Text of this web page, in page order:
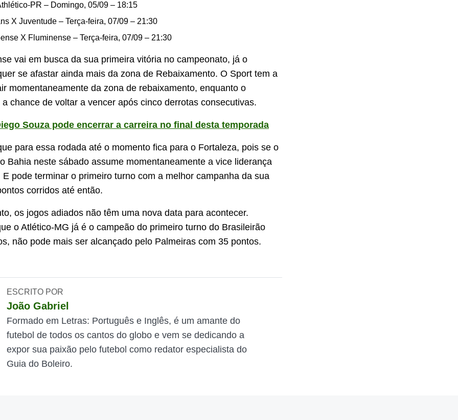
PR – Domingo, 05/09 – 18:15
X Juventude – Terça-feira, 07/09 – 21:30
X Fluminense – Terça-feira, 07/09 – 21:30
vai em busca da sua primeira vitória no campeonato, já o
se afastar ainda mais da zona de Rebaixamento. O Sport tem a
momentaneamente da zona de rebaixamento, enquanto o
chance de voltar a vencer após cinco derrotas consecutivas.
Souza pode encerrar a carreira no final desta temporada
para essa rodada até o momento fica para o Fortaleza, pois se o
Bahia neste sábado assume momentaneamente a vice liderança
E pode terminar o primeiro turno com a melhor campanha da sua
corridos até então.
os jogos adiados não têm uma nova data para acontecer.
o Atlético-MG já é o campeão do primeiro turno do Brasileirão
não pode mais ser alcançado pelo Palmeiras com 35 pontos.
ESCRITO POR
João Gabriel
Formado em Letras: Português e Inglês, é um amante do
futebol de todos os cantos do globo e vem se dedicando a
expor sua paixão pelo futebol como redator especialista do
Guia do Boleiro.